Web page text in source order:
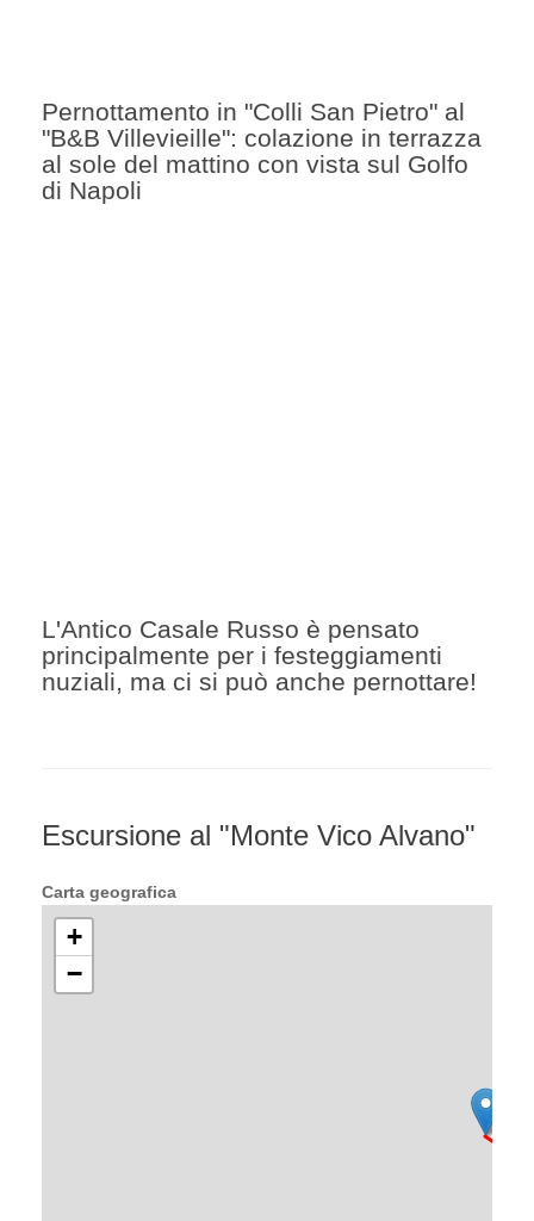
Pernottamento in "Colli San Pietro" al
"B&B Villevieille": colazione in terrazza
al sole del mattino con vista sul Golfo
di Napoli
L'Antico Casale Russo è pensato
principalmente per i festeggiamenti
nuziali, ma ci si può anche pernottare!
Escursione al "Monte Vico Alvano"
Carta geografica
+
−